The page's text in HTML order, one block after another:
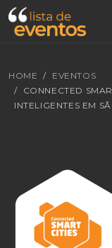
HOME
EVENTOS
CONNECTED
INTELIGENTES EM